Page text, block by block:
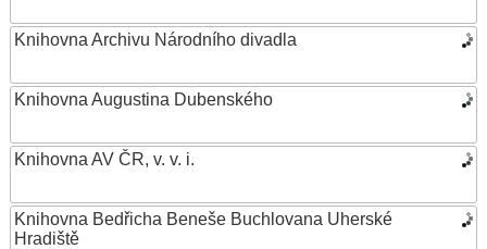
Knihovna Archivu Národního divadla
Knihovna Augustina Dubenského
Knihovna AV ČR, v. v. i.
Knihovna Bedřicha Beneše Buchlovana Uherské
Hradiště